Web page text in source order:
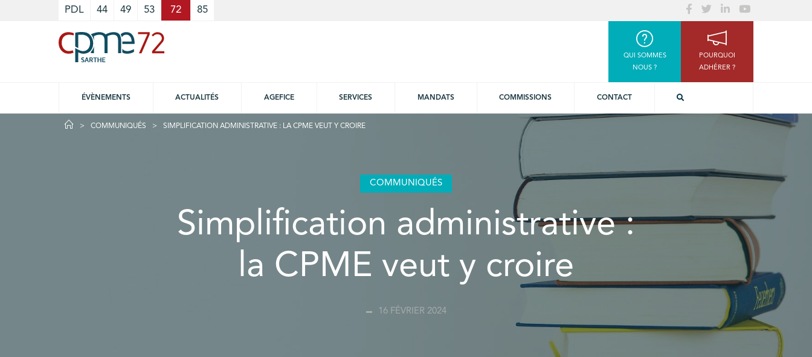
PDL 44 49 53 72 85
QUI SOMMES
NOUS ?
POURQUOI
ADHÉRER ?
ÉVÈNEMENTS ACTUALITÉS AGEFICE SERVICES MANDATS COMMISSIONS CONTACT
COMMUNIQUÉS SIMPLIFICATION ADMINISTRATIVE : LA CPME VEUT Y CROIRE
COMMUNIQUÉS
Simplification administrative :
la CPME veut y croire
16 FÉVRIER 2024
Cookies management panel